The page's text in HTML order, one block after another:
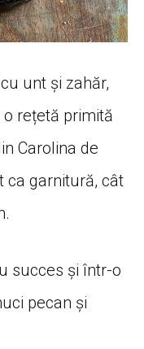
unt și zahăr,
o rețetă primită
Carolina de
ca garnitură, cât
succes și într-o
pecan și